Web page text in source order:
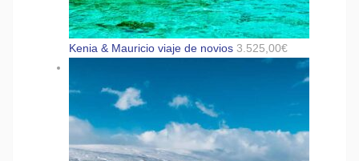
Kenia & Mauricio viaje de novios 3.525,00€